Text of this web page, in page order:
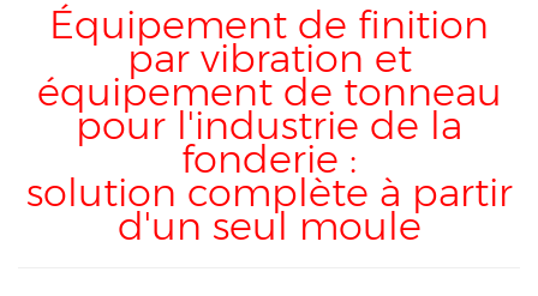
Équipement de finition
par vibration et
équipement de tonneau
pour l'industrie de la
fonderie :
solution complète à partir
d'un seul moule